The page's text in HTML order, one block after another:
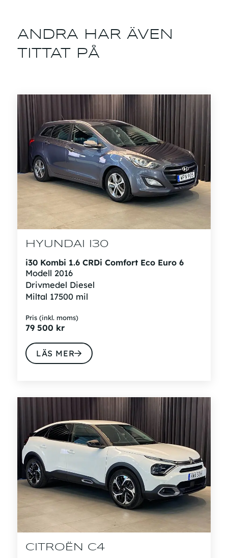
ANDRA HAR ÄVEN
TITTAT PÅ
HYUNDAI I30
i30 Kombi 1.6 CRDi Comfort Eco Euro 6
Modell 2016
Drivmedel Diesel
Miltal 17500 mil
Pris (inkl. moms)
79 500 kr
LÄS MER
CITROËN C4